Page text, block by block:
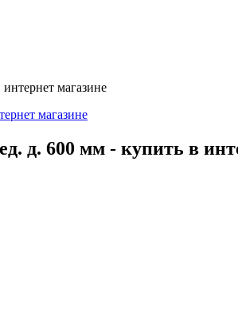
магазине
д. 600 мм - купить в